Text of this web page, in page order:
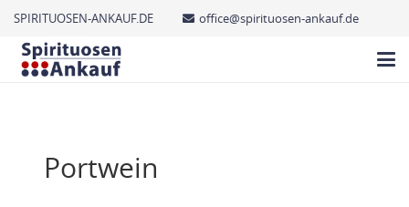
SPIRITUOSEN-ANKAUF.DE office@spirituosen-ankauf.de
Portwein